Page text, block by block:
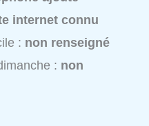
internet connu
: non renseigné
: non